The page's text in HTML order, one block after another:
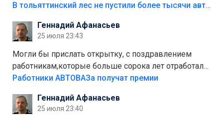
костры,тех надо безбожно штрафовать.Камер полно
Штрафы мизерные.
В тольяттинский лес не пустили более тысячи автомобилей
Геннадий Афанасьев
25 июля 23:43
Могли бы прислать открытку, с поздравлением
работникам,которые больше сорока лет отработали
на предприятии.
Работники АВТОВАЗа получат премии
Геннадий Афанасьев
25 июля 23:40